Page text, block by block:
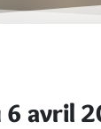
6 avril